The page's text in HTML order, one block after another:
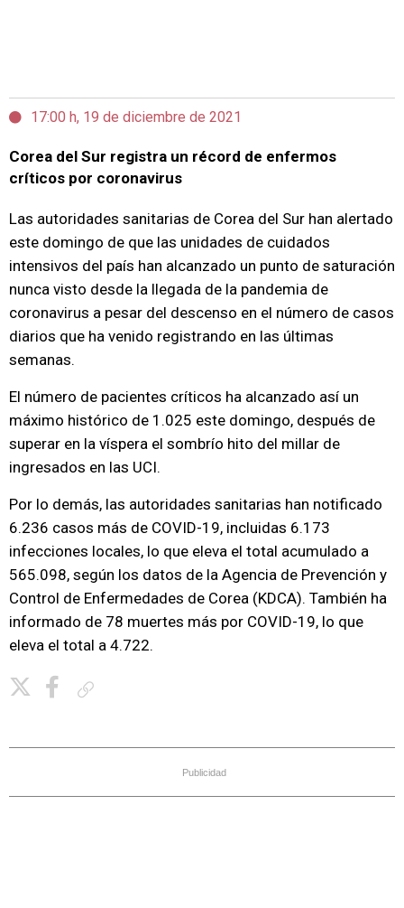
17:00 h, 19 de diciembre de 2021
Corea del Sur registra un récord de enfermos
críticos por coronavirus
Las autoridades sanitarias de Corea del Sur han alertado
este domingo de que las unidades de cuidados
intensivos del país han alcanzado un punto de saturación
nunca visto desde la llegada de la pandemia de
coronavirus a pesar del descenso en el número de casos
diarios que ha venido registrando en las últimas
semanas.
El número de pacientes críticos ha alcanzado así un
máximo histórico de 1.025 este domingo, después de
superar en la víspera el sombrío hito del millar de
ingresados en las UCI.
Por lo demás, las autoridades sanitarias han notificado
6.236 casos más de COVID-19, incluidas 6.173
infecciones locales, lo que eleva el total acumulado a
565.098, según los datos de la Agencia de Prevención y
Control de Enfermedades de Corea (KDCA). También ha
informado de 78 muertes más por COVID-19, lo que
eleva el total a 4.722.
Publicidad